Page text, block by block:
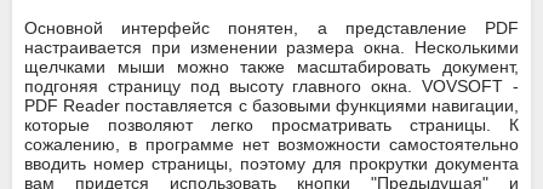
Основной интерфейс понятен, а представление PDF
настраивается при изменении размера окна. Несколькими
щелчками мыши можно также масштабировать документ,
подгоняя страницу под высоту главного окна. VOVSOFT -
PDF Reader поставляется с базовыми функциями навигации,
которые позволяют легко просматривать страницы. К
сожалению, в программе нет возможности самостоятельно
вводить номер страницы, поэтому для прокрутки документа
вам придется использовать кнопки "Предыдущая" и